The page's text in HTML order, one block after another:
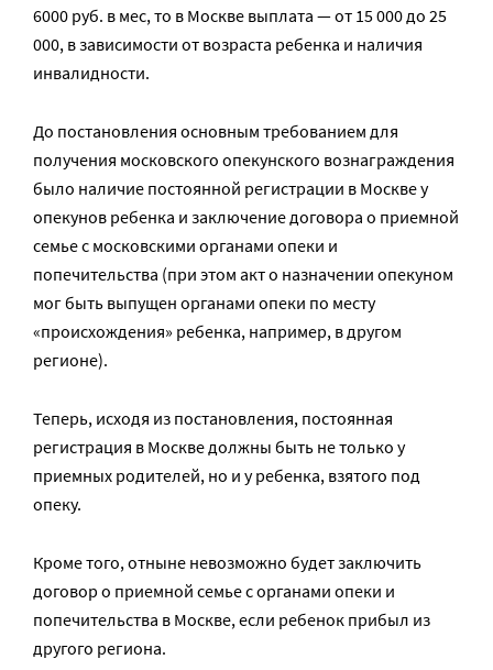
6000 руб. в мес, то в Москве выплата — от 15 000 до 25
000, в зависимости от возраста ребенка и наличия
инвалидности.
До постановления основным требованием для
получения московского опекунского вознаграждения
было наличие постоянной регистрации в Москве у
опекунов ребенка и заключение договора о приемной
семье с московскими органами опеки и
попечительства (при этом акт о назначении опекуном
мог быть выпущен органами опеки по месту
«происхождения» ребенка, например, в другом
регионе).
Теперь, исходя из постановления, постоянная
регистрация в Москве должны быть не только у
приемных родителей, но и у ребенка, взятого под
опеку.
Кроме того, отныне невозможно будет заключить
договор о приемной семье с органами опеки и
попечительства в Москве, если ребенок прибыл из
другого региона.